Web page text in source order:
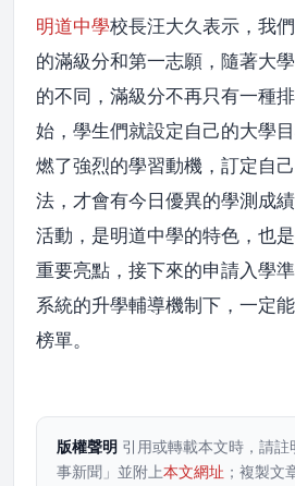
明道中學校長汪大久表示，我
的滿級分和第一志願，隨著大
的不同，滿級分不再只有一種
始，學生們就設定自己的大學
燃了強烈的學習動機，訂定自
法，才會有今日優異的學測成
活動，是明道中學的特色，也
重要亮點，接下來的申請入學
系統的升學輔導機制下，一定
榜單。
版權聲明 引用或轉載本文時，請
事新聞」並附上本文網址 ；複製文